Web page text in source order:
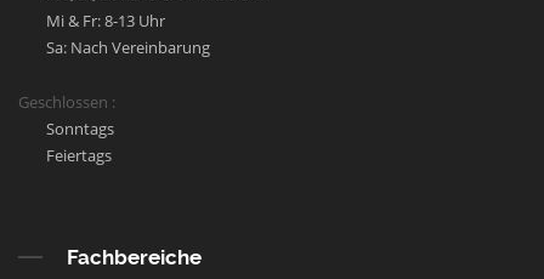
Mi & Fr: 8-13 Uhr
Sa: Nach Vereinbarung
Geschlossen :
Sonntags
Feiertags
Fachbereiche